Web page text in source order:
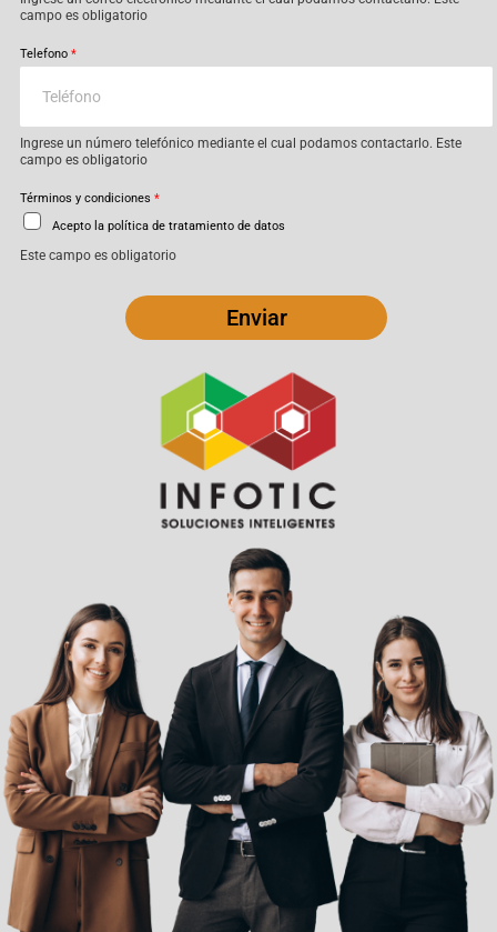
campo es obligatorio
Telefono *
Ingrese un número telefónico mediante el cual podamos contactarlo. Este
campo es obligatorio
Términos y condiciones *
Acepto la política de tratamiento de datos
Este campo es obligatorio
Enviar